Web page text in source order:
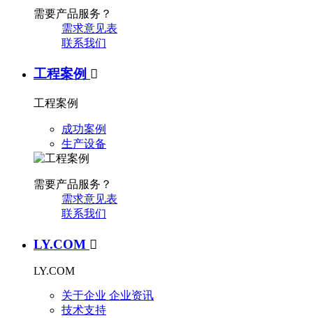
需要产品服务？
需求意见表
联系我们
工程案例 
工程案例
成功案例
生产设备
需要产品服务？
需求意见表
联系我们
LY.COM 
LY.COM
关于企业 企业资讯
技术支持